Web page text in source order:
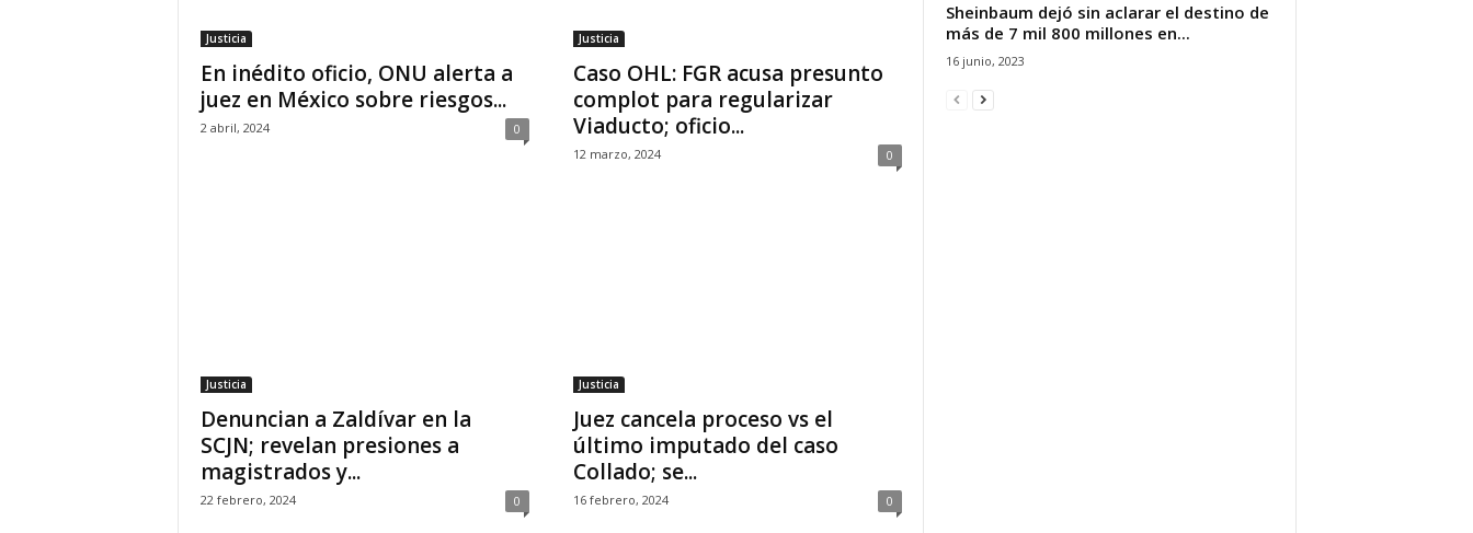
Justicia
En inédito oficio, ONU alerta a
juez en México sobre riesgos...
2 abril, 2024 0
Justicia
Caso OHL: FGR acusa presunto
complot para regularizar
Viaducto; oficio...
12 marzo, 2024 0
Justicia
Denuncian a Zaldívar en la
SCJN; revelan presiones a
magistrados y...
22 febrero, 2024 0
Justicia
Juez cancela proceso vs el
último imputado del caso
Collado; se...
16 febrero, 2024 0
Sheinbaum dejó sin aclarar el destino de
más de 7 mil 800 millones en...
16 junio, 2023